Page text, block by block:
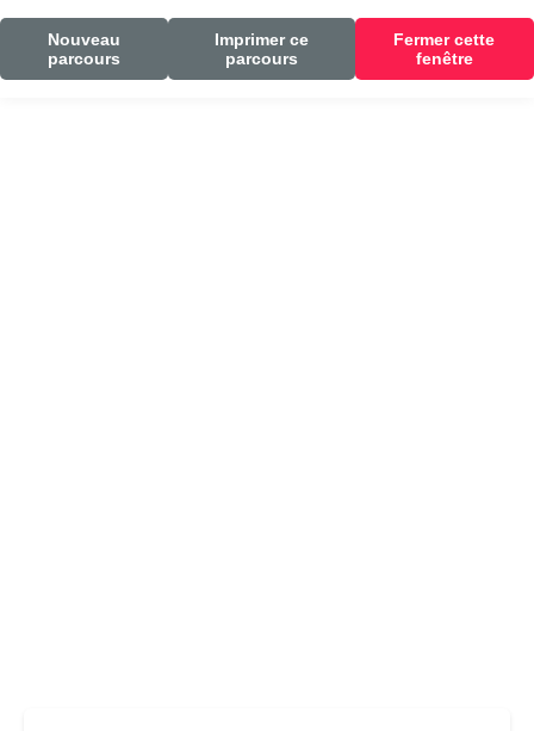
Nouveau
parcours
Imprimer ce
parcours
Fermer cette
fenêtre